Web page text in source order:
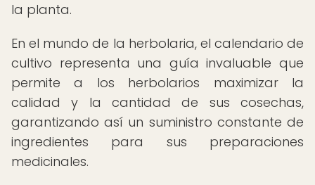
la planta.
En el mundo de la herbolaria, el calendario de
cultivo representa una guía invaluable que
permite a los herbolarios maximizar la
calidad y la cantidad de sus cosechas,
garantizando así un suministro constante de
ingredientes para sus preparaciones
medicinales.